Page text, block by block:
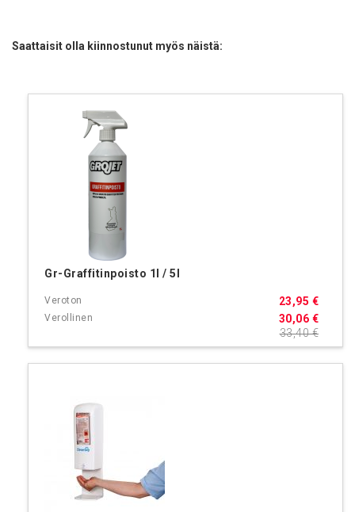
Saattaisit olla kiinnostunut myös näistä:
Gr-Graffitinpoisto 1l / 5l
30,06 €
23,95 €
33,40 €